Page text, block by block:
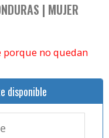
| MUJER
porque no quedan
disponible